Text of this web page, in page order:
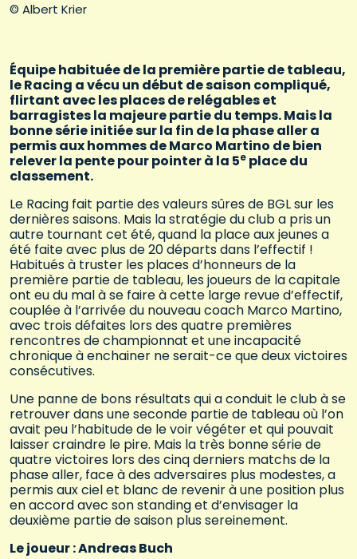
© Albert Krier
Équipe habituée de la première partie de tableau,
le Racing a vécu un début de saison compliqué,
flirtant avec les places de relégables et
barragistes la majeure partie du temps. Mais la
bonne série initiée sur la fin de la phase aller a
permis aux hommes de Marco Martino de bien
relever la pente pour pointer à la 5e place du
classement.
Le Racing fait partie des valeurs sûres de BGL sur les
dernières saisons. Mais la stratégie du club a pris un
autre tournant cet été, quand la place aux jeunes a
été faite avec plus de 20 départs dans l’effectif !
Habitués à truster les places d’honneurs de la
première partie de tableau, les joueurs de la capitale
ont eu du mal à se faire à cette large revue d’effectif,
couplée à l’arrivée du nouveau coach Marco Martino,
avec trois défaites lors des quatre premières
rencontres de championnat et une incapacité
chronique à enchainer ne serait-ce que deux victoires
consécutives.
Une panne de bons résultats qui a conduit le club à se
retrouver dans une seconde partie de tableau où l’on
avait peu l’habitude de le voir végéter et qui pouvait
laisser craindre le pire. Mais la très bonne série de
quatre victoires lors des cinq derniers matchs de la
phase aller, face à des adversaires plus modestes, a
permis aux ciel et blanc de revenir à une position plus
en accord avec son standing et d’envisager la
deuxième partie de saison plus sereinement.
Le joueur : Andreas Buch